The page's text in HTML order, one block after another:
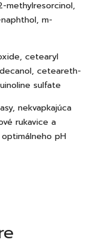
methylresorcinol,
m-
cetearyl
ceteareth-
sulfate
nekvapkajúca
rukavice a
pH